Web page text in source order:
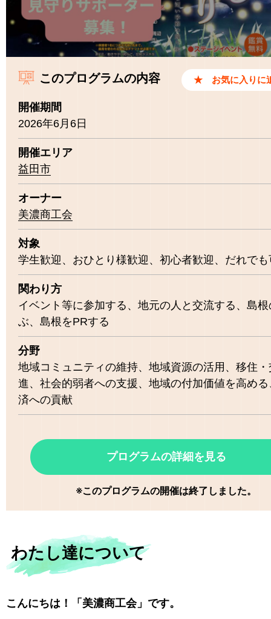
このプログラムの内容
開催期間
2026年6月6日
開催エリア
益田市
オーナー
美濃商工会
対象
学生歓迎
おひとり様歓迎 初心者歓迎 だれでも
関わり方
イベント等に参加する
地元の人と交流する
島
ぶ
島根をPRする
分野
地域コミュニティの維持
地域資源の活用
移住
進
社会的弱者への支援
地域の付加価値を高める
済への貢献
プログラムの詳細を見る
※このプログラムの開催は終了しました。
わたし達について
こんにちは！「美濃商工会」です。